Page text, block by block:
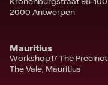
2000 Antwerpen
Mauritius
Workshop17 The Precinct
The Vale, Mauritius